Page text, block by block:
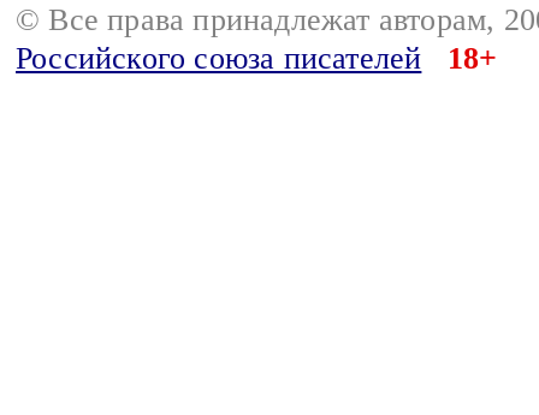
© Все права принадлежат авторам,
Российского союза писателей
18+